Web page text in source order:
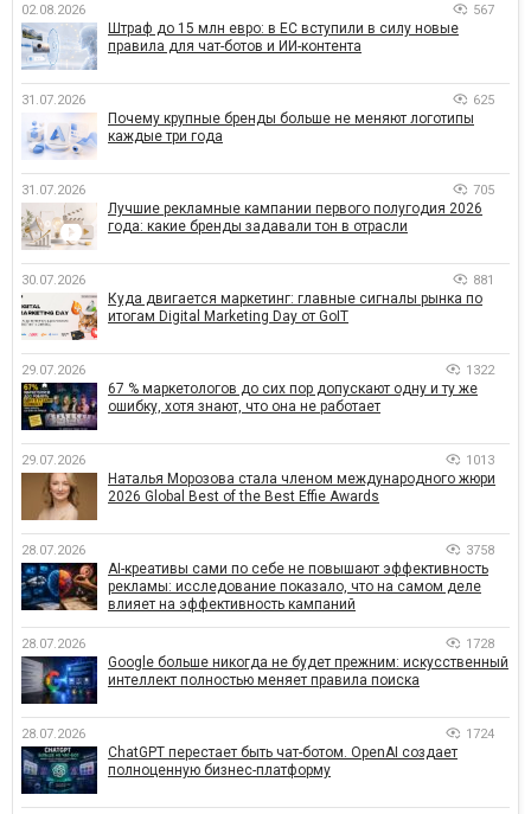
02.08.2026 567
Штраф до 15 млн евро: в ЕС вступили в силу новые
правила для чат-ботов и ИИ-контента
31.07.2026 625
Почему крупные бренды больше не меняют логотипы
каждые три года
31.07.2026 705
Лучшие рекламные кампании первого полугодия 2026
года: какие бренды задавали тон в отрасли
30.07.2026 881
Куда двигается маркетинг: главные сигналы рынка по
итогам Digital Marketing Day от GoIT
29.07.2026 1322
67 % маркетологов до сих пор допускают одну и ту же
ошибку, хотя знают, что она не работает
29.07.2026 1013
Наталья Морозова стала членом международного жюри
2026 Global Best of the Best Effie Awards
28.07.2026 3758
AI-креативы сами по себе не повышают эффективность
рекламы: исследование показало, что на самом деле
влияет на эффективность кампаний
28.07.2026 1728
Google больше никогда не будет прежним: искусственный
интеллект полностью меняет правила поиска
28.07.2026 1724
ChatGPT перестает быть чат-ботом. OpenAI создает
полноценную бизнес-платформу